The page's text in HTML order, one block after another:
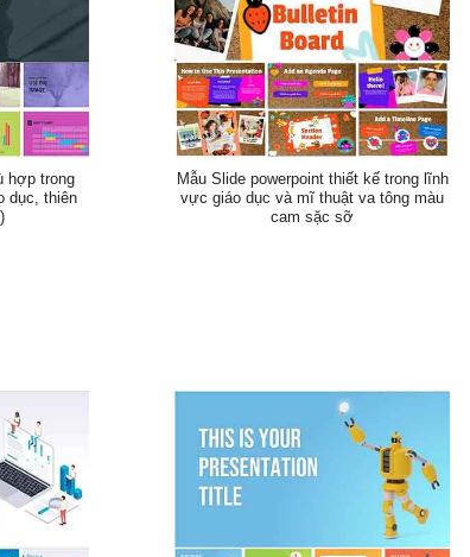
hợp trong
dục, thiên
Mẫu Slide powerpoint thiết kế trong lĩnh
vực giáo dục và mĩ thuật va tông màu
cam sặc sỡ